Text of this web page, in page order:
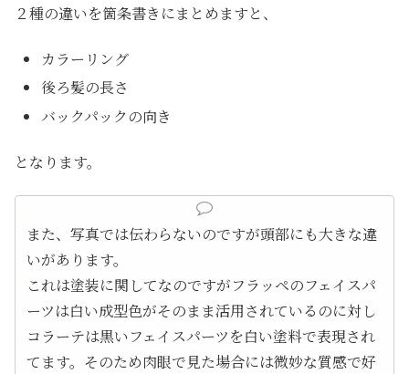
２種の違いを箇条書きにまとめますと、
カラーリング
後ろ髪の長さ
バックパックの向き
となります。
また、写真では伝わらないのですが頭部にも大きな違
いがあります。
これは塗装に関してなのですがフラッペのフェイスパ
ーツは白い成型色がそのまま活用されているのに対し
コラーテは黒いフェイスパーツを白い塗料で表現され
てます。そのため肉眼で見た場合には微妙な質感で好